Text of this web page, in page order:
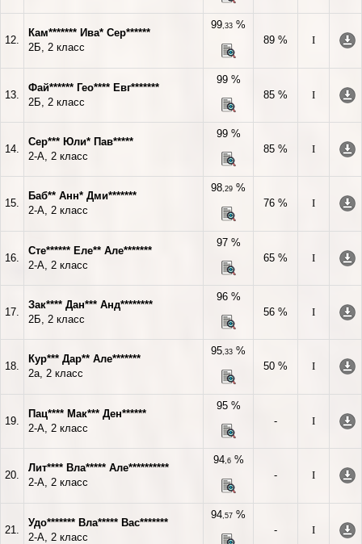
12.
Кам******* Ива* Сер******
2Б, 2 класс
99,33 %
89 %
I
13.
Фай****** Гео**** Евг*******
2Б, 2 класс
99 %
85 %
I
14.
Сер*** Юли* Пав*****
2-А, 2 класс
99 %
85 %
I
15.
Баб** Анн* Дми*******
2-А, 2 класс
98,29 %
76 %
I
16.
Сте****** Еле** Але*******
2-А, 2 класс
97 %
65 %
I
17.
Зак**** Дан*** Анд********
2Б, 2 класс
96 %
56 %
I
18.
Кур*** Дар** Але*******
2а, 2 класс
95,33 %
50 %
I
19.
Пац**** Мак*** Ден******
2-А, 2 класс
95 %
-
I
20.
Лит**** Вла***** Але**********
2-А, 2 класс
94,6%
-
I
21.
Удо******* Вла***** Вас*******
2-А, 2 класс
94,57 %
-
I